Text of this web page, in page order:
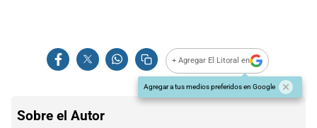
+ Agregar El Litoral en
Agregar a tus medios preferidos en Google
Sobre el Autor